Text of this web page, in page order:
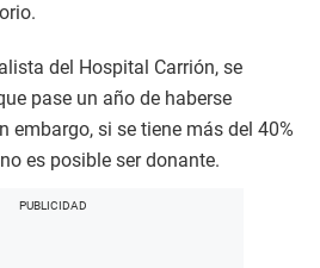
del Hospital Carrión, se
pase un año de haberse
embargo, si se tiene más del 40%
es posible ser donante.